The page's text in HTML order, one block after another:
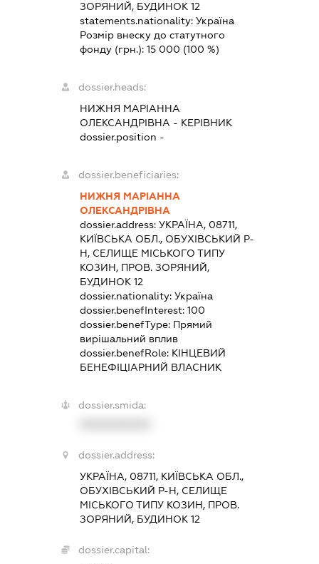
ЗОРЯНИЙ, БУДИНОК 12
statements.nationality: Україна
Розмір внеску до статутного
фонду (грн.): 15 000 (100 %)
dossier.heads:
НИЖНЯ МАРІАННА
ОЛЕКСАНДРІВНА - КЕРІВНИК
dossier.position -
dossier.beneficiaries:
НИЖНЯ МАРІАННА
ОЛЕКСАНДРІВНА
dossier.address: УКРАЇНА, 08711,
КИЇВСЬКА ОБЛ., ОБУХІВСЬКИЙ Р-
Н, СЕЛИЩЕ МІСЬКОГО ТИПУ
КОЗИН, ПРОВ. ЗОРЯНИЙ,
БУДИНОК 12
dossier.nationality: Україна
dossier.benefInterest: 100
dossier.benefType: Прямий
вирішальний вплив
dossier.benefRole: КІНЦЕВИЙ
БЕНЕФІЦІАРНИЙ ВЛАСНИК
dossier.smida:
dossier.address:
УКРАЇНА, 08711, КИЇВСЬКА ОБЛ.,
ОБУХІВСЬКИЙ Р-Н, СЕЛИЩЕ
МІСЬКОГО ТИПУ КОЗИН, ПРОВ.
ЗОРЯНИЙ, БУДИНОК 12
dossier.capital: